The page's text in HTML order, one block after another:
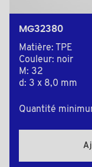
MG32380
Matière: TPE
Couleur: noir
M: 32
d: 3 x 8,0 mm
Quantité